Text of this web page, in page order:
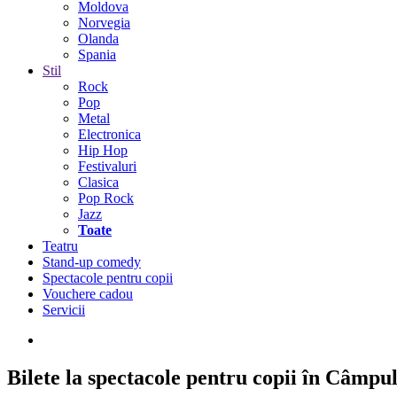
Moldova
Norvegia
Olanda
Spania
Stil
Rock
Pop
Metal
Electronica
Hip Hop
Festivaluri
Clasica
Pop Rock
Jazz
Toate
Teatru
Stand-up comedy
Spectacole pentru copii
Vouchere cadou
Servicii
Bilete la spectacole pentru copii în